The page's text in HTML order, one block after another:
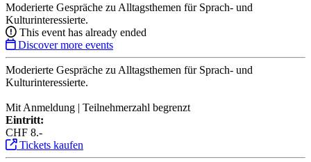
Moderierte Gespräche zu Alltagsthemen für Sprach- und
Kulturinteressierte.
This event has already ended
Discover more events
Moderierte Gespräche zu Alltagsthemen für Sprach- und
Kulturinteressierte.
Mit Anmeldung | Teilnehmerzahl begrenzt
Eintritt:
CHF 8.-
Tickets kaufen